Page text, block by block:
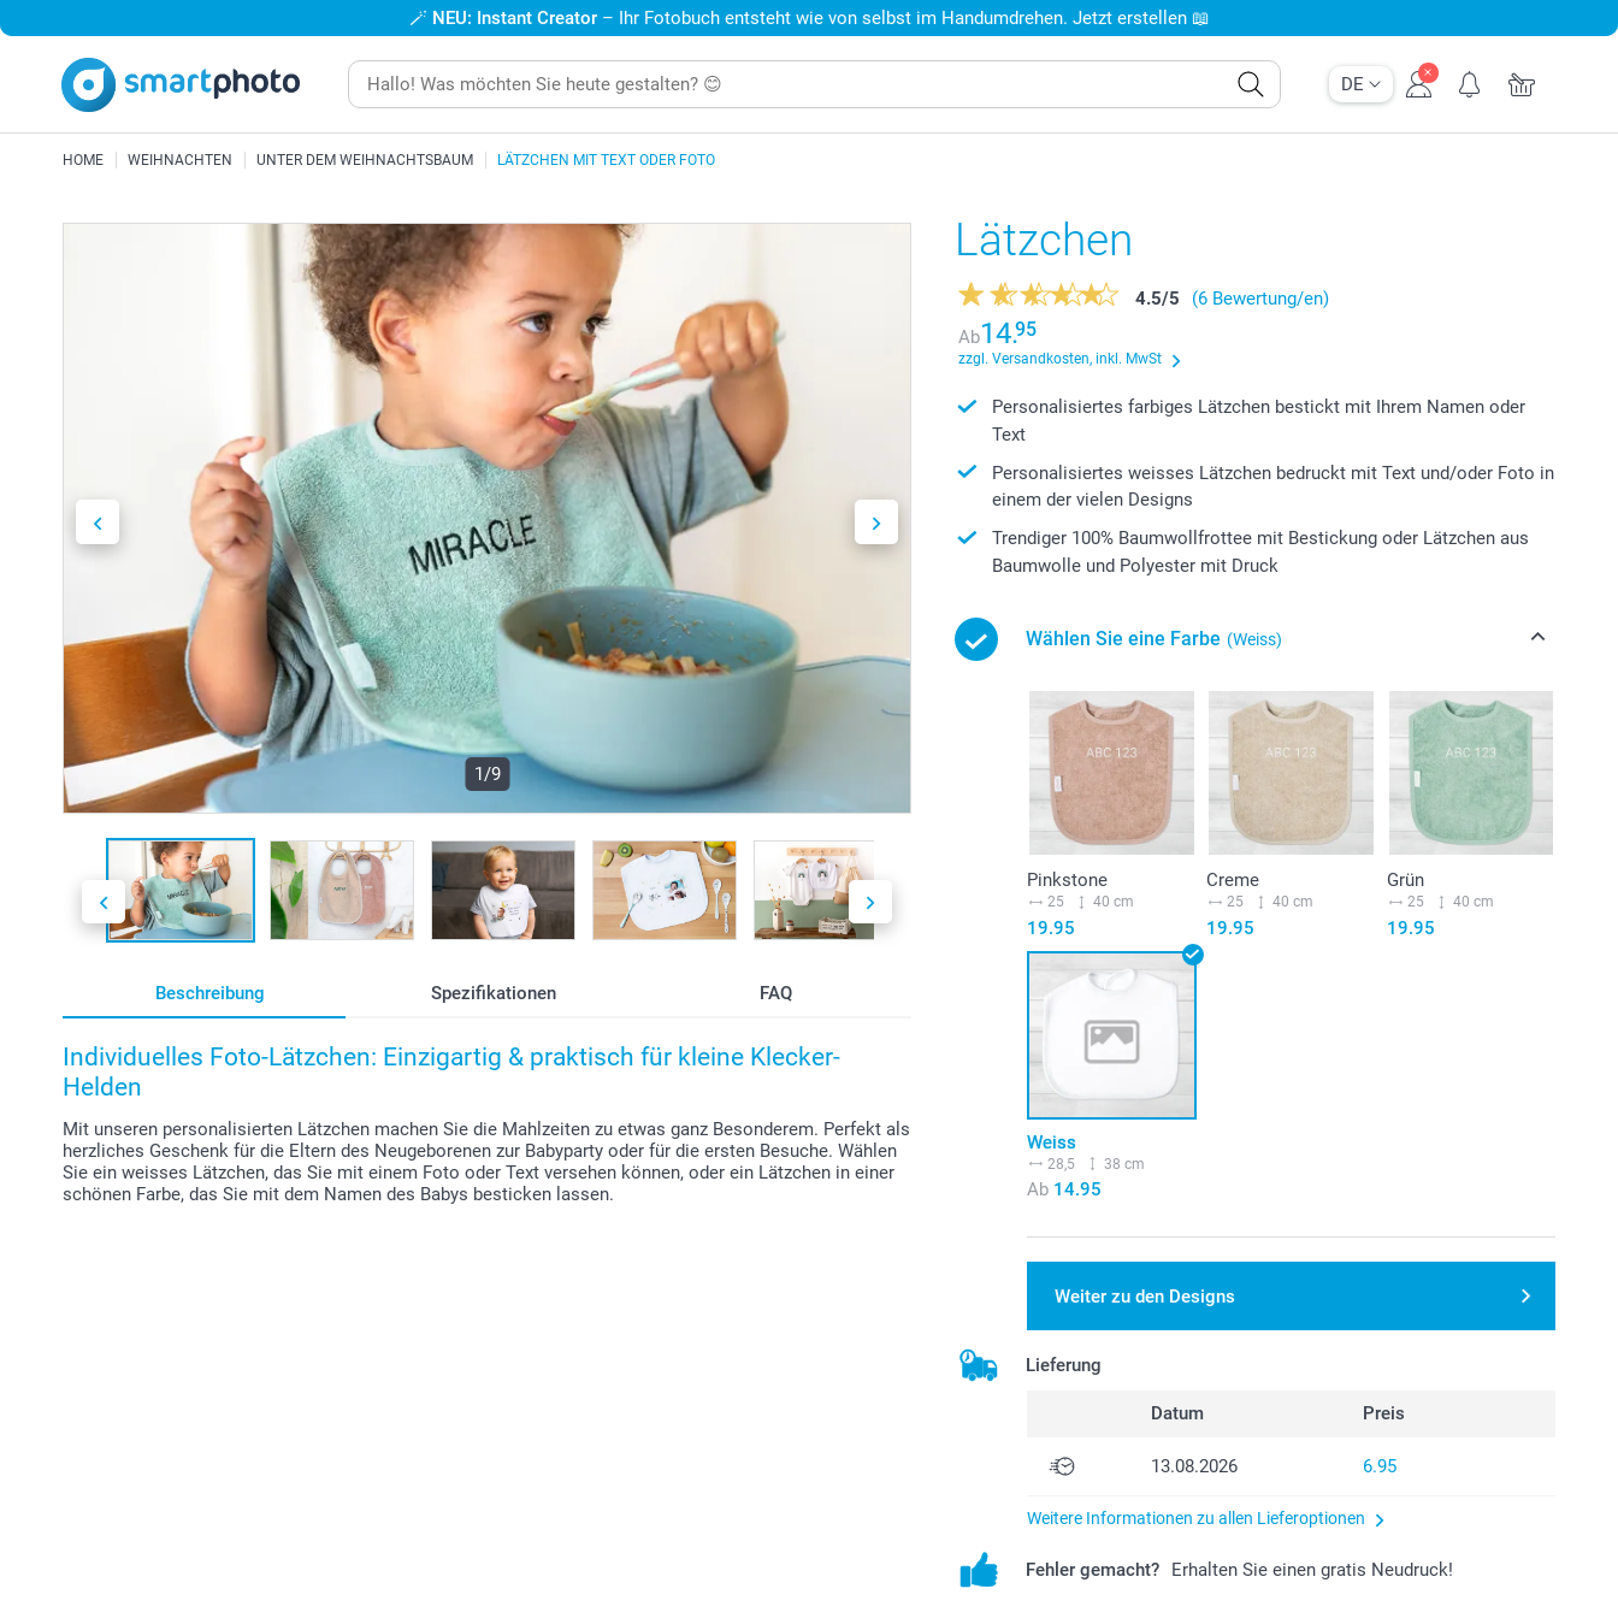
DE
🪄 NEU: Instant Creator – Ihr Fotobuch entsteht wie von selbst im Handumdrehen. Jetzt erstellen 📖
HOME WEIHNACHTEN UNTER DEM WEIHNACHTSBAUM LÄTZCHEN MIT TEXT ODER FOTO
1/9
Beschreibung Spezifikationen FAQ
Individuelles Foto-Lätzchen: Einzigartig & praktisch für kleine Klecker-
Helden
Mit unseren personalisierten Lätzchen machen Sie die Mahlzeiten zu etwas ganz Besonderem. Perfekt als
herzliches Geschenk für die Eltern des Neugeborenen zur Babyparty oder für die ersten Besuche. Wählen
Sie ein weisses Lätzchen, das Sie mit einem Foto oder Text versehen können, oder ein Lätzchen in einer
schönen Farbe, das Sie mit dem Namen des Babys besticken lassen.
Lätzchen
4.5/5
(6 Bewertung/en)
Ab14.95
zzgl. Versandkosten, inkl. MwSt
Personalisiertes farbiges Lätzchen bestickt mit Ihrem Namen oder
Text
Personalisiertes weisses Lätzchen bedruckt mit Text und/oder Foto in
einem der vielen Designs
Trendiger 100% Baumwollfrottee mit Bestickung oder Lätzchen aus
Baumwolle und Polyester mit Druck
Wählen Sie eine Farbe (Weiss)
Pinkstone
25 40 cm
19.95
Creme
25 40 cm
19.95
Grün
25 40 cm
19.95
Weiss
28,5 38 cm
Ab 14.95
Weiter zu den Designs
Lieferung
Datum Preis
13.08.2026 6.95
Weitere Informationen zu allen Lieferoptionen
Fehler gemacht? Erhalten Sie einen gratis Neudruck!